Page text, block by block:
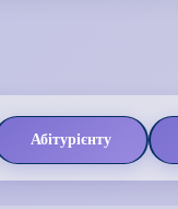
Абітурієнту